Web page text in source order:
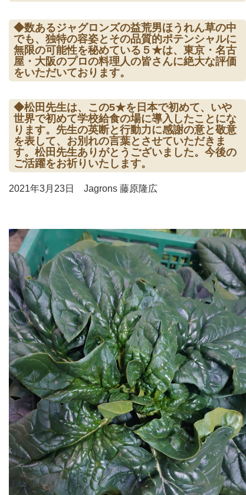
◆数あるジャグロンズの益荒男ほうれん草の中
でも、独特の容姿とその品質的ポテンシャルに
無限の可能性を秘めている５★は、東京・名古
屋・大阪のプロの料理人の皆さんに絶大な評価
をいただいております。
◆松田先生は、この5★を日本で初めて、いや
世界で初めて学校給食の場に導入したことにな
ります。先生の英断と行動力に感謝の意と敬意
を表して、お別れの言葉とさせていただきま
す。松田先生ありがとうございました。今後の
ご活躍をお祈りいたします。
2021年3月23日 Jagrons 藤原隆広